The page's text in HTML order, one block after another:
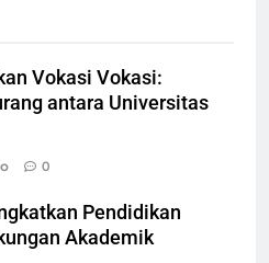
Vokasi Vokasi:
antara Universitas
0
Pendidikan
Akademik